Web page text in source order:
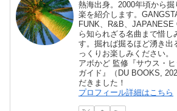
熱海出身。2000年頃から
楽を紹介します。
FUNK、R&B、
ら知られざる名曲まで惜し
す。掘れば掘るほど湧き出
っくりお楽しみください。
アボかど 監修『サウス・
ガイド』（DU BOOKS,
だきました！
プロフィール詳細はこちら